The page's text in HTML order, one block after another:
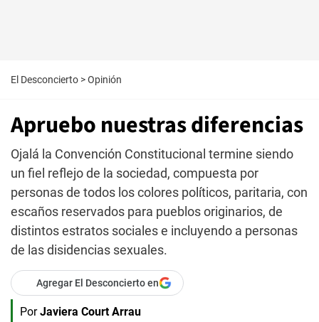
El Desconcierto >Opinión
Apruebo nuestras diferencias
Ojalá la Convención Constitucional termine siendo
un fiel reflejo de la sociedad, compuesta por
personas de todos los colores políticos, paritaria, con
escaños reservados para pueblos originarios, de
distintos estratos sociales e incluyendo a personas
de las disidencias sexuales.
Agregar El Desconcierto en
Por Javiera Court Arrau